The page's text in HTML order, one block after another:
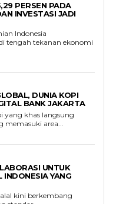
PERSEN PADA
INVESTASI JADI
Indonesia
tengah tekanan ekonomi
DUNIA KOPI
BANK JAKARTA
yang khas langsung
memasuki area...
UNTUK
INDONESIA YANG
kini berkembang